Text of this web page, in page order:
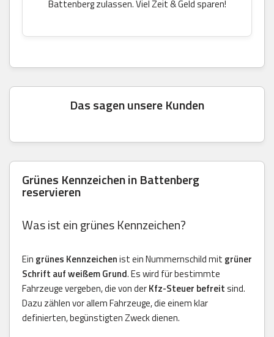
Battenberg zulassen. Viel Zeit & Geld sparen!
Das sagen unsere Kunden
Grünes Kennzeichen in Battenberg
reservieren
Was ist ein grünes Kennzeichen?
Ein grünes Kennzeichenist ein Nummernschild mit grüner
Schrift auf weißem Grund. Es wird für bestimmte
Fahrzeuge vergeben, die von derKfz-Steuer befreitsind.
Dazu zählen vor allem Fahrzeuge, die einem klar
definierten, begünstigten Zweck dienen.